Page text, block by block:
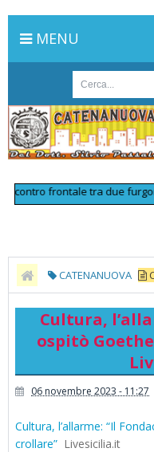
MENU
frontale tra due furgoni
CATENANUOVA
Goethe rischia di crollare” -
Cultura,
ospitò
06 novembre 2023 - 11:27
Cultura, l’allarme: “Il
crollare” Livesicilia.it